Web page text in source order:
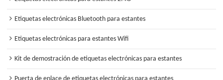
Etiquetas electrónicas Bluetooth para estantes
Etiquetas electrónicas para estantes Wifi
Kit de demostración de etiquetas electrónicas para estantes